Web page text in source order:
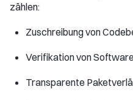
zählen:
Zuschreibung von
Verifikation von
Transparente